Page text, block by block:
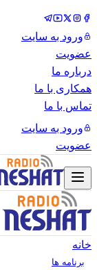
ورود به سایت
عضویت
درباره ما
همکاری با ما
تماس با ما
ورود به سایت
عضویت
خانه
برنامه ها